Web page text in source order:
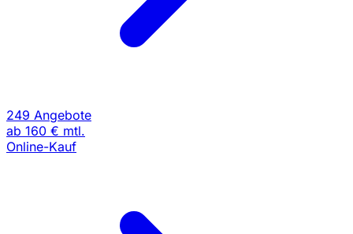
249 Angebote
ab 160 € mtl.
Online-Kauf